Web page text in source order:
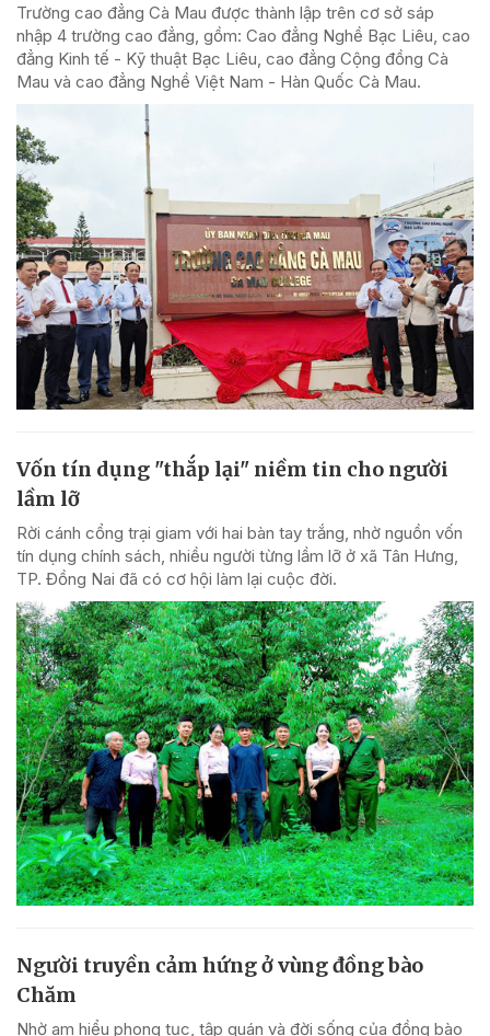
Trường cao đẳng Cà Mau được thành lập trên cơ sở sáp
nhập 4 trường cao đẳng, gồm: Cao đẳng Nghề Bạc Liêu, cao
đẳng Kinh tế - Kỹ thuật Bạc Liêu, cao đẳng Cộng đồng Cà
Mau và cao đẳng Nghề Việt Nam - Hàn Quốc Cà Mau.
Vốn tín dụng "thắp lại" niềm tin cho người
lầm lỡ
Rời cánh cổng trại giam với hai bàn tay trắng, nhờ nguồn vốn
tín dụng chính sách, nhiều người từng lầm lỡ ở xã Tân Hưng,
TP. Đồng Nai đã có cơ hội làm lại cuộc đời.
Người truyền cảm hứng ở vùng đồng bào
Chăm
Nhờ am hiểu phong tục, tập quán và đời sống của đồng bào